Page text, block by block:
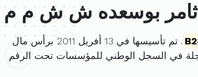
بوسعده ش ش م م
. تم تأسيسها في 13 أفريل 2011 برأس مال
في السجل الوطني للمؤسسات تحت الرقم